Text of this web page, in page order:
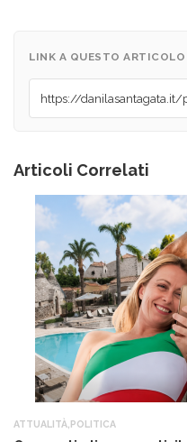
LINK A QUESTO ARTICOLO
Articoli Correlati
ATTUALITÀ POLITICA